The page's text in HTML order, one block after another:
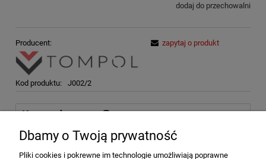
dodaj do przechowalni
Producent:
Kod produktu: J002/2
zapytaj o produkt
Koszty dostawy
Kurier DPD
Dbamy o Twoją prywatność
Pliki cookies i pokrewne im technologie umożliwiają poprawne